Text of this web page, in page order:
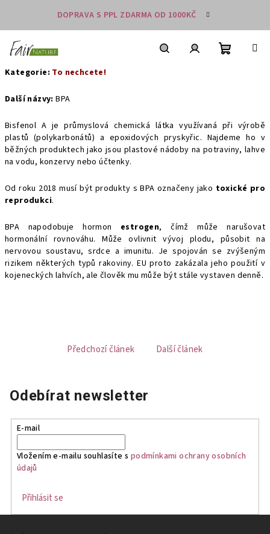
obsah
DOPRAVA S PPL ZDARMA OD 1000KČ
Nákupní
Kategorie: To nechcete!
Další názvy: BPA
Bisfenol A je průmyslová chemická látka využívaná při výrobě
plastů (polykarbonátů) a epoxidových pryskyřic. Najdeme ho v
běžných produktech jako jsou plastové nádoby na potraviny, lahve
na vodu, konzervy nebo účtenky.
Od roku 2018 musí být produkty s BPA označeny jako toxické pro
reprodukci.
BPA napodobuje hormon estrogen, čímž může narušovat
hormonální rovnováhu. Může ovlivnit vývoj plodu, působit na
nervovou soustavu, srdce a imunitu. Je spojován se zvýšeným
rizikem některých typů rakoviny. EU proto zakázala jeho použití v
kojeneckých lahvích, ale člověk mu může být stále vystaven denně.
Předchozí článek Další článek
Odebírat newsletter
E-mail
Vložením e-mailu souhlasíte s podmínkami ochrany osobních
údajů
Přihlásit se